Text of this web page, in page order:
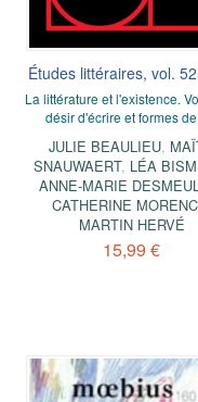
Études littéraires, vol.
La littérature et l'existence.
désir d'écrire et formes
JULIE BEAULIEU,
SNAUWAERT, LÉA
ANNE-MARIE
CATHERINE
MARTIN HERVÉ
15,99 €